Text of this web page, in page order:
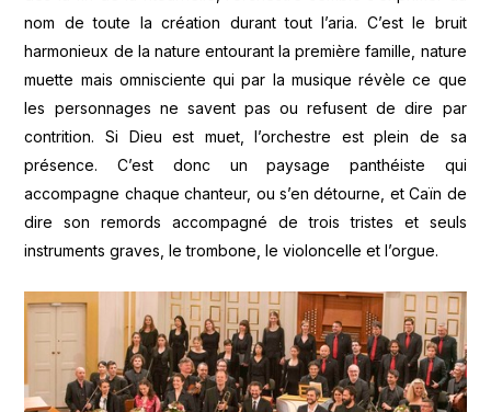
nom de toute la création durant tout l’aria. C’est le bruit
harmonieux de la nature entourant la première famille, nature
muette mais omnisciente qui par la musique révèle ce que
les personnages ne savent pas ou refusent de dire par
contrition. Si Dieu est muet, l’orchestre est plein de sa
présence. C’est donc un paysage panthéiste qui
accompagne chaque chanteur, ou s’en détourne, et Caïn de
dire son remords accompagné de trois tristes et seuls
instruments graves, le trombone, le violoncelle et l’orgue.